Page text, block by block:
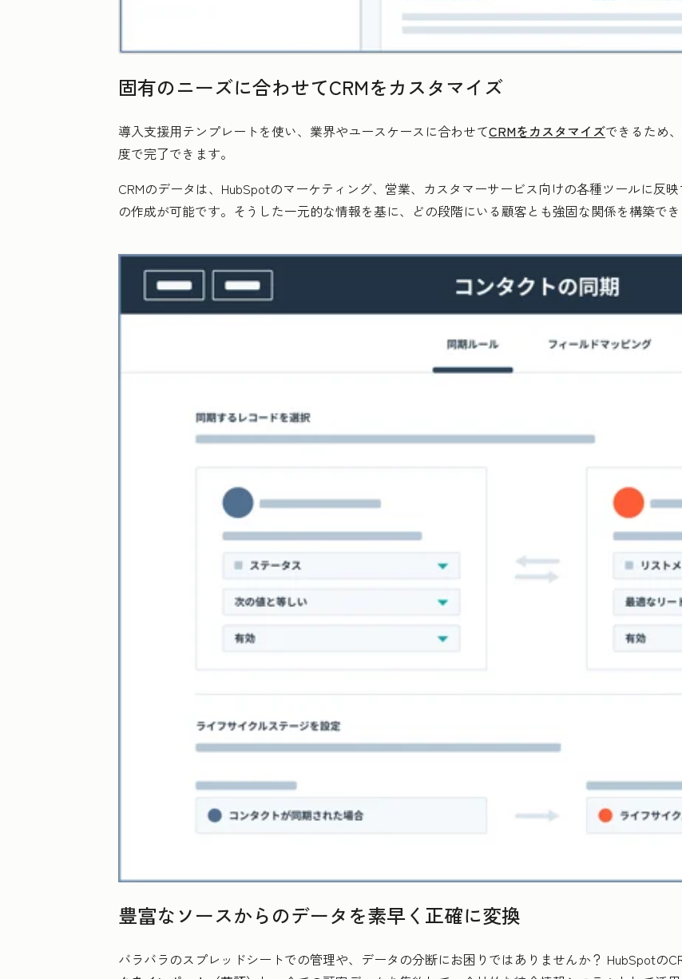
固有のニーズに合わせてCRMをカスタマイズ
導入支援用テンプレートを使い、業界やユースケースに合わせてCRMをカスタマイズできるため
度で完了できます。
CRMのデータは、HubSpotのマーケティング、営業、カスタマーサービス向けの各種ツールに反
の作成が可能です。そうした一元的な情報を基に、どの段階にいる顧客とも強固な関係を構築でき
豊富なソースからのデータを素早く正確に変換
バラバラのスプレッドシートでの管理や、データの分断にお困りではありませんか？ HubSpotの